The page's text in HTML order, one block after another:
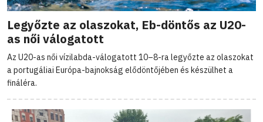
Legyőzte az olaszokat, Eb-döntős az U20-
as női válogatott
Az U20-as női vízilabda-válogatott 10–8-ra legyőzte az olaszokat
a portugáliai Európa-bajnokság elődöntőjében és készülhet a
fináléra.